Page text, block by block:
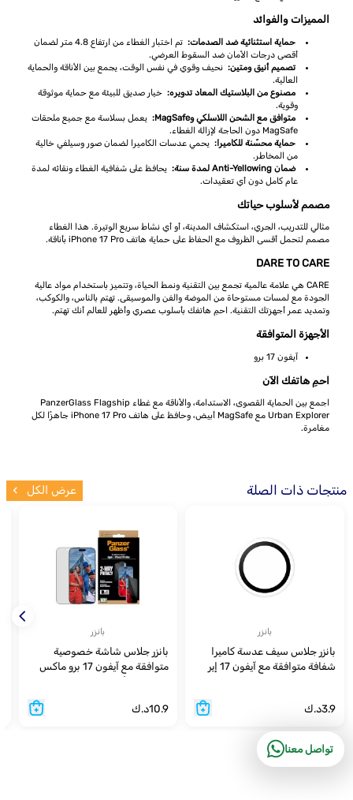
المميزات والفوائد
حماية استثنائية ضد الصدمات:
تم اختبار الغطاء من ارتفاع 4.8 متر لضمان
أقصى درجات الأمان ضد السقوط العرضي.
تصميم أنيق ومتين: نحيف وقوي في نفس الوقت، يجمع بين الأناقة والحماية
العالية.
مصنوع من البلاستيك المعاد تدويره: خيار صديق للبيئة مع حماية موثوقة
وقوية.
متوافق مع الشحن اللاسلكي وMagSafe:
يعمل بسلاسة مع جميع ملحقات
MagSafe دون الحاجة لإزالة الغطاء.
حماية محسّنة للكاميرا: يحمي عدسات الكاميرا لضمان صور وسيلفي خالية
من المخاطر.
ضمان Anti-Yellowing لمدة سنة:
يحافظ على شفافية الغطاء ونقائه لمدة
عام كامل دون أي تعقيدات.
مصمم لأسلوب حياتك
مثالي للتدريب، الجري، استكشاف المدينة، أو أي نشاط سريع الوتيرة. هذا الغطاء
مصمم لتحمل أقسى الظروف مع الحفاظ على حماية هاتف iPhone 17 Pro بأناقة.
DARE TO CARE
CARE هي علامة عالمية تجمع بين التقنية ونمط الحياة، وتتميز باستخدام مواد عالية
الجودة مع لمسات مستوحاة من الموضة والفن والموسيقى. تهتم بالناس، والكوكب،
وتمديد عمر أجهزتك التقنية. احمِ هاتفك بأسلوب عصري وأظهر للعالم أنك تهتم.
الأجهزة المتوافقة
آيفون 17 برو
احمِ هاتفك الآن
اجمع بين الحماية القصوى، الاستدامة، والأناقة مع غطاء PanzerGlass Flagship
Urban Explorer مع MagSafe أبيض، وحافظ على هاتف iPhone 17 Pro جاهزًا لكل
مغامرة.
منتجات ذات الصلة عرض الكل
بانزر
بانزر جلاس سيف عدسة كاميرا
شفافة متوافقة مع آيفون 17 إير
3.9د.ك
بانزر
بانزر جلاس شاشة خصوصية
متوافقة مع آيفون 17 برو ماكس
10.9د.ك
تواصل معنا